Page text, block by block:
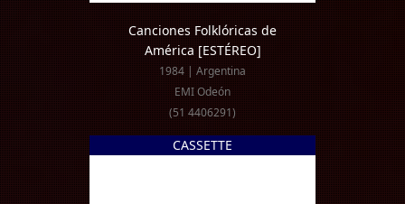
Canciones Folklóricas de
América[ESTÉREO]
1984 | Argentina
EMI Odeón
(51 4406291)
CASSETTE